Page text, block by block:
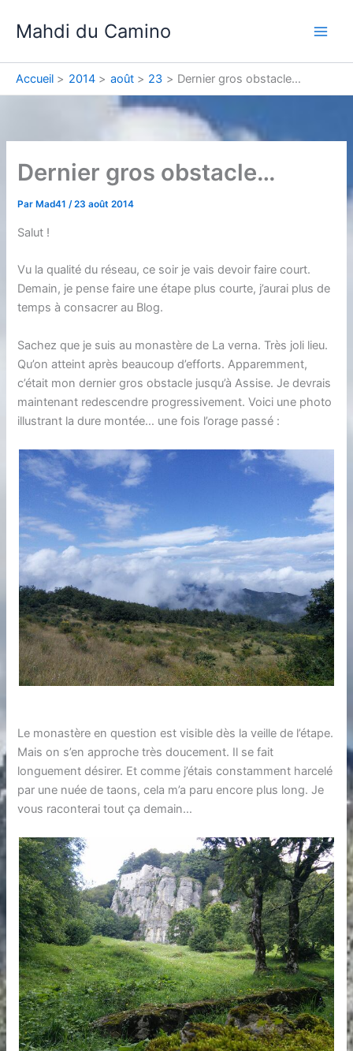
Mahdi du Camino
Accueil 2014 août 23 Dernier gros obstacle…
Dernier gros obstacle…
Par Mad41/23 août 2014
Salut !
Vu la qualité du réseau, ce soir je vais devoir faire court.
Demain, je pense faire une étape plus courte, j’aurai plus de
temps à consacrer au Blog.
Sachez que je suis au monastère de La verna. Très joli lieu.
Qu’on atteint après beaucoup d’efforts. Apparemment,
c’était mon dernier gros obstacle jusqu’à Assise. Je devrais
maintenant redescendre progressivement. Voici une photo
illustrant la dure montée… une fois l’orage passé :
Le monastère en question est visible dès la veille de l’étape.
Mais on s’en approche très doucement. Il se fait
longuement désirer. Et comme j’étais constamment harcelé
par une nuée de taons, cela m’a paru encore plus long. Je
vous raconterai tout ça demain…